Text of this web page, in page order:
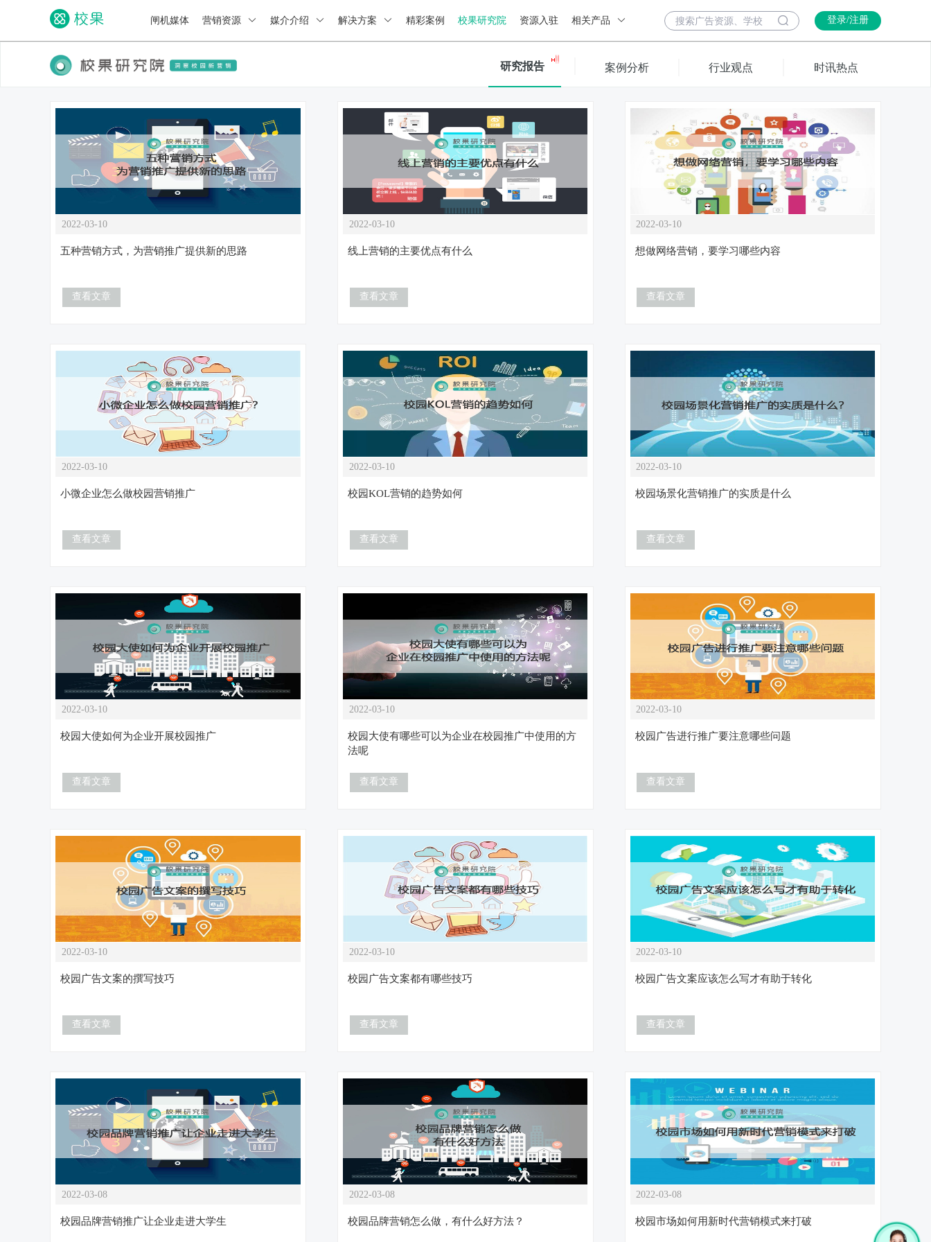
闸机媒体 营销资源 媒介介绍 解决方案 精彩案例 校果研究院 资源入驻 相关产品 登录/注册
研究报告 案例分析 行业观点 时讯热点
2022-03-10
五种营销方式，为营销推广提供新的思路
查看文章
2022-03-10
线上营销的主要优点有什么
查看文章
2022-03-10
想做网络营销，要学习哪些内容
查看文章
2022-03-10
小微企业怎么做校园营销推广
查看文章
2022-03-10
校园KOL营销的趋势如何
查看文章
2022-03-10
校园场景化营销推广的实质是什么
查看文章
2022-03-10
校园大使如何为企业开展校园推广
查看文章
2022-03-10
校园大使有哪些可以为企业在校园推广中使用的方
法呢
查看文章
2022-03-10
校园广告进行推广要注意哪些问题
查看文章
2022-03-10
校园广告文案的撰写技巧
查看文章
2022-03-10
校园广告文案都有哪些技巧
查看文章
2022-03-10
校园广告文案应该怎么写才有助于转化
查看文章
2022-03-08
校园品牌营销推广让企业走进大学生
2022-03-08
校园品牌营销怎么做，有什么好方法？
2022-03-08
校园市场如何用新时代营销模式来打破